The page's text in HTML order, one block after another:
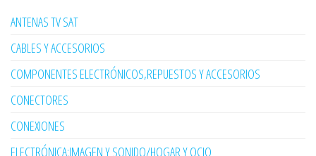
ANTENAS TV SAT
CABLES Y ACCESORIOS
COMPONENTES ELECTRÓNICOS,REPUESTOS Y ACCESORIOS
CONECTORES
CONEXIONES
ELECTRÓNICA:IMAGEN Y SONIDO/HOGAR Y OCIO